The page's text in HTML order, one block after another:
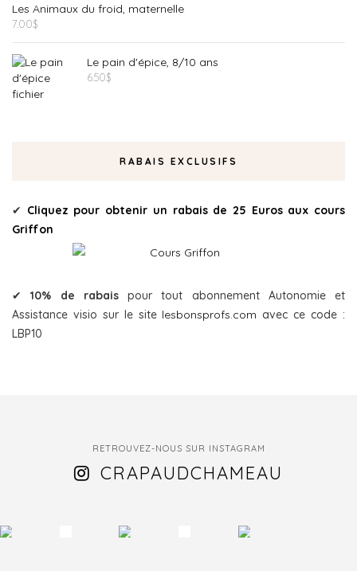
Les Animaux du froid, maternelle
7.00$
Le pain d'épice, 8/10 ans
6.50$
RABAIS EXCLUSIFS
✔ Cliquez pour obtenir un rabais de 25 Euros aux cours
Griffon
✔10% de rabaispour tout abonnement Autonomie et
Assistance visio sur le site lesbonsprofs.com avec ce code :
LBP10
RETROUVEZ-NOUS SUR INSTAGRAM
CRAPAUDCHAMEAU